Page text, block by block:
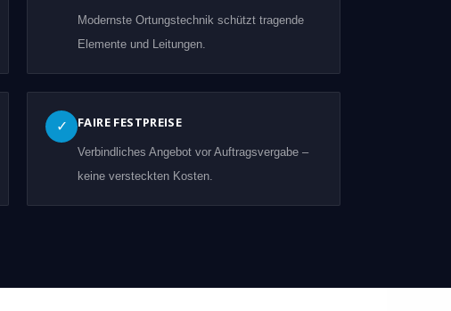
Modernste Ortungstechnik schützt tragende
Elemente und Leitungen.
✓ FAIRE FESTPREISE
Verbindliches Angebot vor Auftragsvergabe –
keine versteckten Kosten.